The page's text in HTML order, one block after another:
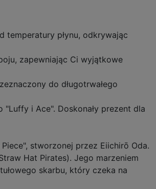
temperatury płynu, odkrywając
zapewniając Ci wyjątkowe
do długotrwałego
i Ace". Doskonały prezent dla
stworzonej przez Eiichirō Oda.
Hat Pirates). Jego marzeniem
skarbu, który czeka na